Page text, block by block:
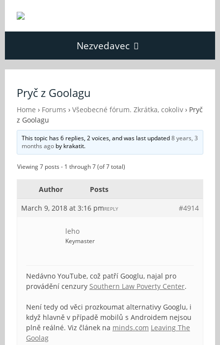
Nezvedavec
Fórum
O Nezvědavci
Kontakt
Pryč z Goolagu
Home › Forums › Všeobecné fórum. Zkrátka, cokoliv › Pryč
z Goolagu
This topic has 6 replies, 2 voices, and was last updated8 years, 3
months ago by krakatit.
Viewing 7 posts - 1 through 7 (of 7 total)
Author
Posts
March 9, 2018 at 3:16 pm
#4914
REPLY
leho
Keymaster
Nedávno YouTube, což patří Googlu, najal pro
provádění cenzury Southern Law Poverty Center.
Není tedy od věci prozkoumat alternativy Googlu, i
když hlavně v případě mobilů s Androidem nejsou
plně reálné. Viz článek na minds.com Leaving The
Goolag